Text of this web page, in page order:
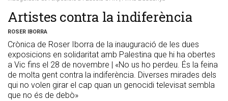
Artistes contra la indiferència
ROSER IBORRA
Crònica de Roser Iborra de la inauguració de les dues
exposicions en solidaritat amb Palestina que hi ha obertes
a Vic fins el 28 de novembre | «No us ho perdeu. És la feina
de molta gent contra la indiferència. Diverses mirades dels
qui no volen girar el cap quan un genocidi televisat sembla
que no és de debò»